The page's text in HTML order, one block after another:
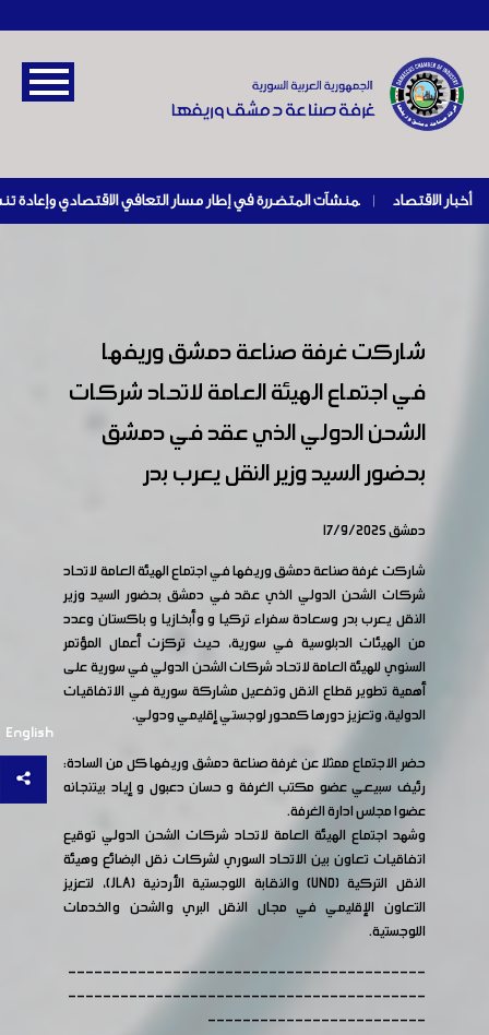
أخبار الاقتصاد |
English
شاركت غرفة صناعة دمشق وريفها
في اجتماع الهيئة العامة لاتحاد شركات
الشحن الدولي الذي عقد في دمشق
بحضور السيد وزير النقل يعرب بدر
دمشق 17/9/2025
شاركت غرفة صناعة دمشق وريفها في اجتماع الهيئة العامة لاتحاد
شركات الشحن الدولي الذي عقد في دمشق بحضور السيد وزير
النقل يعرب بدر وسعادة سفراء تركيا و وأبخازيا و باكستان وعدد
من الهيئات الدبلوسية في سورية، حيث تركزت أعمال المؤتمر
السنوي للهيئة العامة لاتحاد شركات الشحن الدولي في سورية على
أهمية تطوير قطاع النقل وتفعيل مشاركة سورية في الاتفاقيات
الدولية، وتعزيز دورها كمحور لوجستي إقليمي ودولي.
حضر الاجتماع ممثلا عن غرفة صناعة دمشق وريفها كل من السادة:
رئيف سبيعي عضو مكتب الغرفة و حسان دعبول و إياد بيتنجانه
عضوا مجلس ادارة الغرفة.
وشهد اجتماع الهيئة العامة لاتحاد شركات الشحن الدولي توقيع
اتفاقيات تعاون بين الاتحاد السوري لشركات نقل البضائع وهيئة
النقل التركية (UND) والنقابة اللوجستية الأردنية (JLA)، لتعزيز
التعاون الإقليمي في مجال النقل البري والشحن والخدمات
اللوجستية.
-----------------------------------------
-----------------------------------------
-------------------------